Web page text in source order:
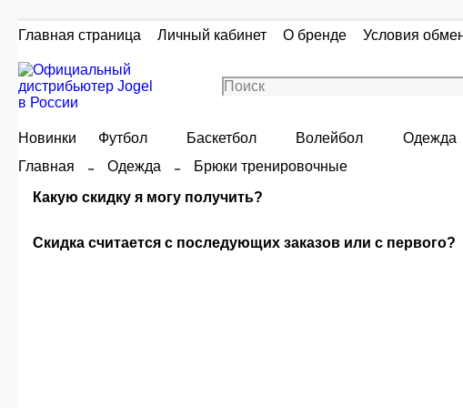
Главная страница Личный кабинет О бренде Условия
Новинки Футбол Баскетбол Волейбол Одежда
Главная
Одежда
Брюки тренировочные
Какую скидку я могу получить?
Сумма скидки зависит от
Скидка считается с последующих заказов или с первого?